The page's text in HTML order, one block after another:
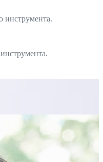
инструмента.